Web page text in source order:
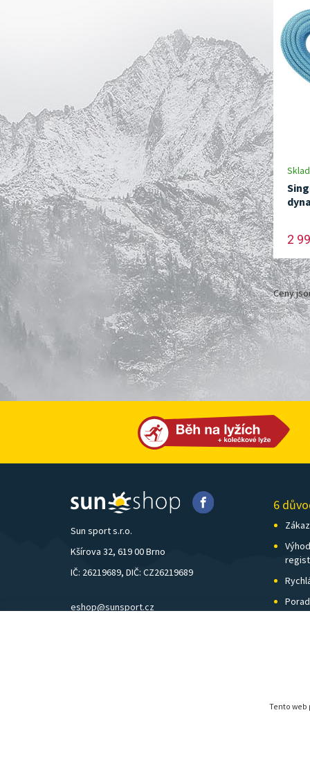
2
Ceny
Sun sport s.r.o.
Kšírova 32, 619 00 Brno
IČ: 26219689, DIČ: CZ26219689
eshop@sunsport.cz
6
Tento